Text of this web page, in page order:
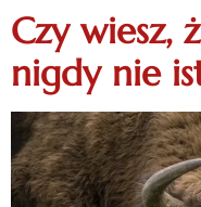
Czy wiesz,
nigdy nie